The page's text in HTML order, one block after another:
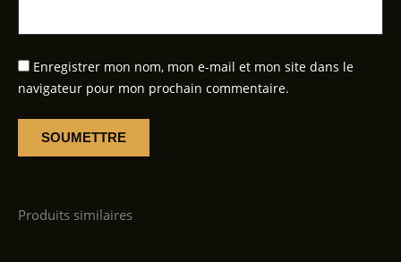
Enregistrer mon nom, mon e-mail et mon site dans le
navigateur pour mon prochain commentaire.
Produits similaires